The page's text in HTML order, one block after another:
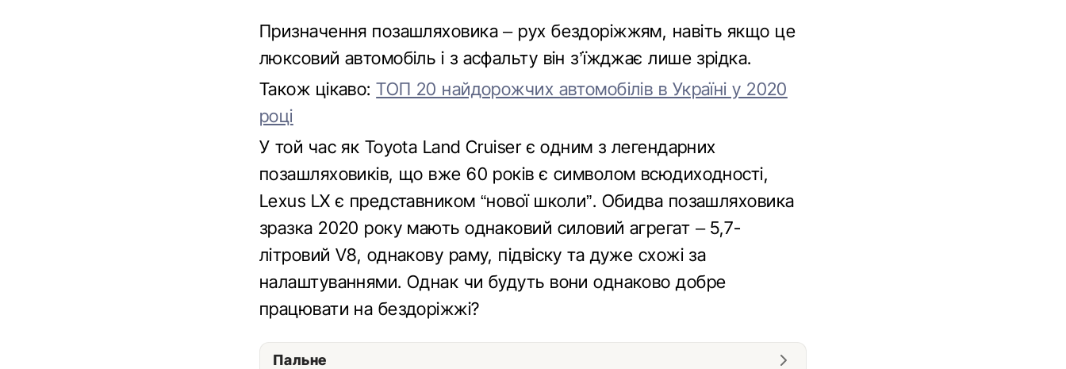
Призначення позашляховика – рух бездоріжжям, навіть якщо це
люксовий автомобіль і з асфальту він з’їжджає лише зрідка.
Також цікаво:ТОП 20 найдорожчих автомобілів в Україні у 2020
році
У той час як Toyota Land Cruiser є одним з легендарних
позашляховиків, що вже 60 років є символом всюдиходності,
Lexus LX є представником “нової школи”. Обидва позашляховика
зразка 2020 року мають однаковий силовий агрегат – 5,7-
літровий V8, однакову раму, підвіску та дуже схожі за
налаштуваннями. Однак чи будуть вони однаково добре
працювати на бездоріжжі?
Пальне